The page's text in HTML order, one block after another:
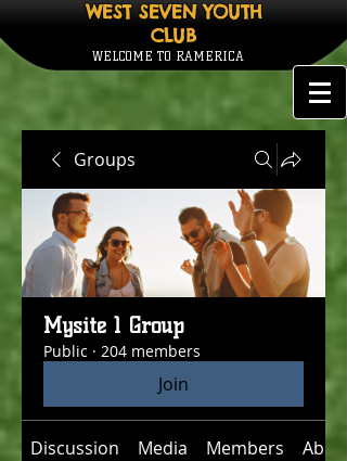
WEST SEVEN YOUTH
CLUB
WELCOME TO RAMERICA
Groups
Mysite 1 Group
Public · 204 members
Join
Discussion Media Members About